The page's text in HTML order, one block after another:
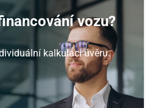
vozu?
kalkulaci úvěru.
13 14 15 16
20 21 22 23
27 29 30